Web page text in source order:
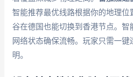
智能推荐最优线路根据你的地理位
谷在德国也能切换到香港节点。智
网络状态确保流畅。玩家只需一键
明。